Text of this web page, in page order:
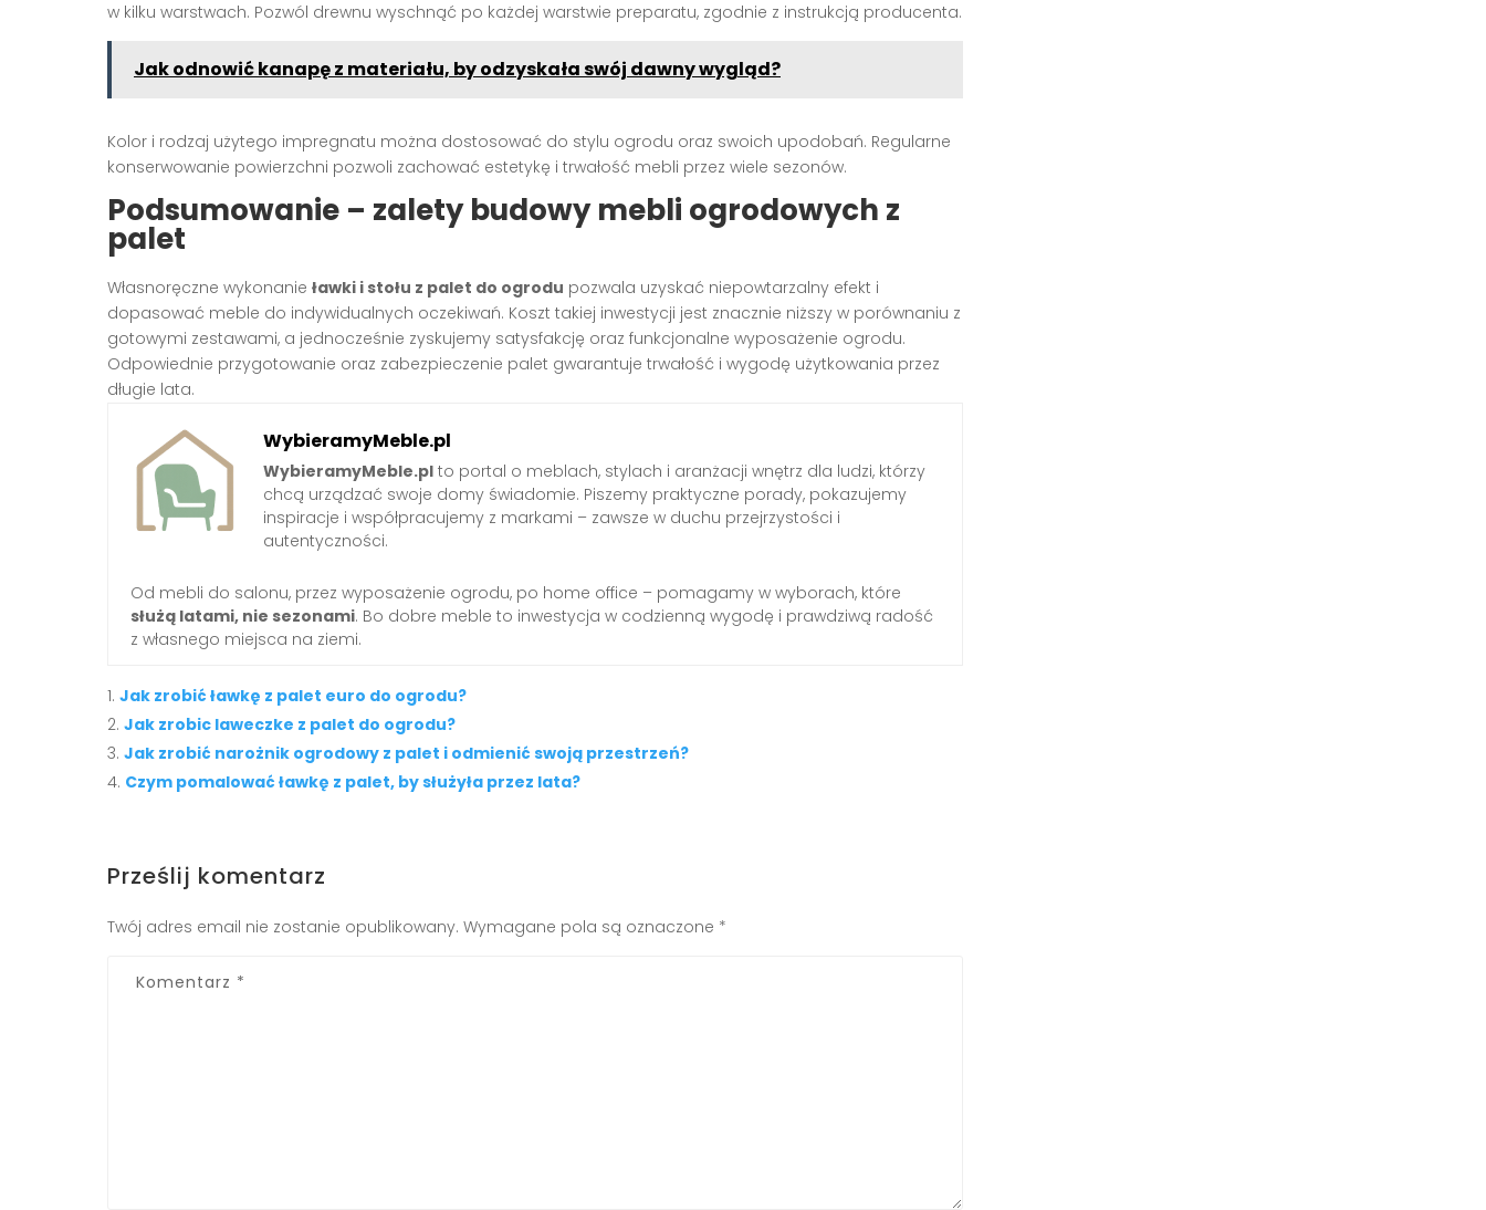
w kilku warstwach. Pozwól drewnu wyschnąć po każdej warstwie preparatu, zgodnie z instrukcją producenta.
Jak odnowić kanapę z materiału, by odzyskała swój dawny wygląd?
Kolor i rodzaj użytego impregnatu można dostosować do stylu ogrodu oraz swoich upodobań. Regularne
konserwowanie powierzchni pozwoli zachować estetykę i trwałość mebli przez wiele sezonów.
Podsumowanie – zalety budowy mebli ogrodowych z
palet
Własnoręczne wykonanie ławki i stołu z palet do ogrodu pozwala uzyskać niepowtarzalny efekt i
dopasować meble do indywidualnych oczekiwań. Koszt takiej inwestycji jest znacznie niższy w porównaniu z
gotowymi zestawami, a jednocześnie zyskujemy satysfakcję oraz funkcjonalne wyposażenie ogrodu.
Odpowiednie przygotowanie oraz zabezpieczenie palet gwarantuje trwałość i wygodę użytkowania przez
długie lata.
WybieramyMeble.pl
WybieramyMeble.pl to portal o meblach, stylach i aranżacji wnętrz dla ludzi, którzy
chcą urządzać swoje domy świadomie. Piszemy praktyczne porady, pokazujemy
inspiracje i współpracujemy z markami – zawsze w duchu przejrzystości i
autentyczności.
Od mebli do salonu, przez wyposażenie ogrodu, po home office – pomagamy w wyborach, które
służą latami, nie sezonami. Bo dobre meble to inwestycja w codzienną wygodę i prawdziwą radość
z własnego miejsca na ziemi.
Jak zrobić ławkę z palet euro do ogrodu?
Jak zrobic laweczke z palet do ogrodu?
Jak zrobić narożnik ogrodowy z palet i odmienić swoją przestrzeń?
Czym pomalować ławkę z palet, by służyła przez lata?
Prześlij komentarz
Twój adres email nie zostanie opublikowany. Wymagane pola są oznaczone *